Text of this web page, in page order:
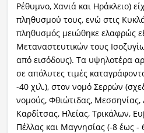
Ρέθυμνο, Χανιά και Ηράκλειο)
πληθυσμού τους, ενώ στις
πληθυσμός μειώθηκε ελαφρώς
Μεταναστευτικών τους
από εισόδους). Τα υψηλοτέρα
σε απόλυτες τιμές
-40 χιλ.), στον νομό Σερρών
νομούς, Φθιώτιδας, Μεσσηνίας,
Καρδίτσας, Ηλείας, Τρικάλων,
Πέλλας και Μαγνησίας (-8 έως -